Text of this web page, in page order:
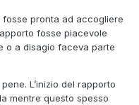
pronta ad accogliere
fosse piacevole
o a disagio faceva parte
L’inizio del rapporto
mentre questo spesso